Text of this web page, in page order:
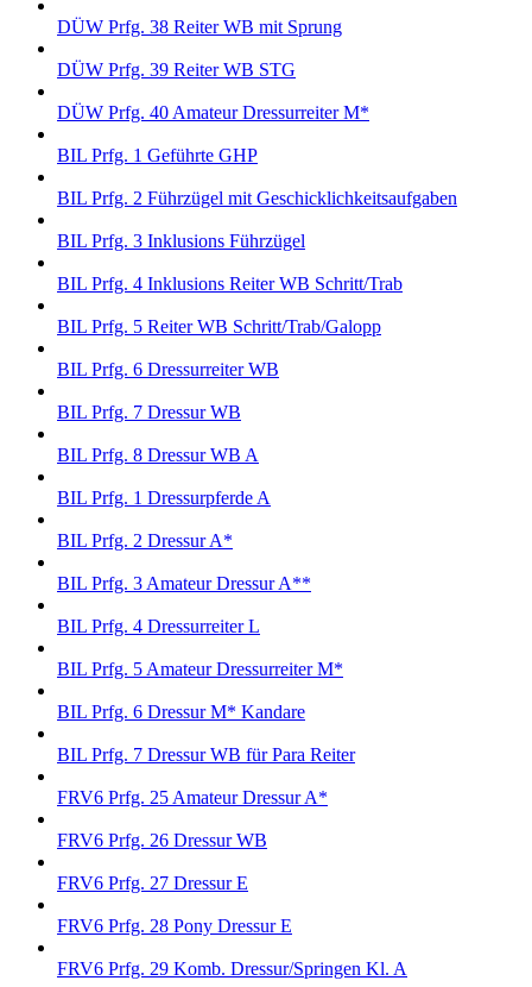
DÜW Prfg. 38 Reiter WB mit Sprung
DÜW Prfg. 39 Reiter WB STG
DÜW Prfg. 40 Amateur Dressurreiter M*
BIL Prfg. 1 Geführte GHP
BIL Prfg. 2 Führzügel mit Geschicklichkeitsaufgaben
BIL Prfg. 3 Inklusions Führzügel
BIL Prfg. 4 Inklusions Reiter WB Schritt/Trab
BIL Prfg. 5 Reiter WB Schritt/Trab/Galopp
BIL Prfg. 6 Dressurreiter WB
BIL Prfg. 7 Dressur WB
BIL Prfg. 8 Dressur WB A
BIL Prfg. 1 Dressurpferde A
BIL Prfg. 2 Dressur A*
BIL Prfg. 3 Amateur Dressur A**
BIL Prfg. 4 Dressurreiter L
BIL Prfg. 5 Amateur Dressurreiter M*
BIL Prfg. 6 Dressur M* Kandare
BIL Prfg. 7 Dressur WB für Para Reiter
FRV6 Prfg. 25 Amateur Dressur A*
FRV6 Prfg. 26 Dressur WB
FRV6 Prfg. 27 Dressur E
FRV6 Prfg. 28 Pony Dressur E
FRV6 Prfg. 29 Komb. Dressur/Springen Kl. A